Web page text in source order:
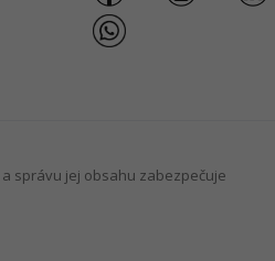
správu jej obsahu zabezpečuje